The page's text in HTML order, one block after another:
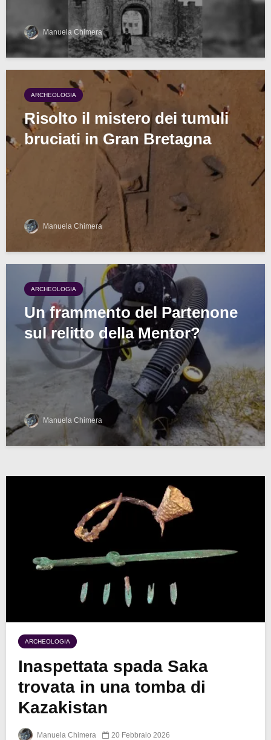
Manuela Chimera
ARCHEOLOGIA
Risolto il mistero dei tumuli
bruciati in Gran Bretagna
Manuela Chimera
ARCHEOLOGIA
Un frammento del Partenone
sul relitto della Mentor?
Manuela Chimera
ARCHEOLOGIA
Inaspettata spada Saka
trovata in una tomba di
Kazakistan
Manuela Chimera 20 Febbraio 2026